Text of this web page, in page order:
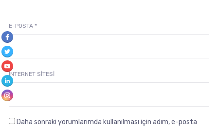
E-POSTA *
İNTERNET SITESI
Daha sonraki yorumlarımda kullanılması için adım, e-posta